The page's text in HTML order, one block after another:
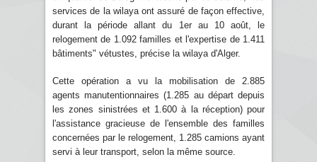
services de la wilaya ont assuré de façon effective,
durant la période allant du 1er au 10 août, le
relogement de 1.092 familles et l'expertise de 1.411
bâtiments" vétustes, précise la wilaya d'Alger.
Cette opération a vu la mobilisation de 2.885
agents manutentionnaires (1.285 au départ depuis
les zones sinistrées et 1.600 à la réception) pour
l'assistance gracieuse de l'ensemble des familles
concernées par le relogement, 1.285 camions ayant
servi à leur transport, selon la même source.